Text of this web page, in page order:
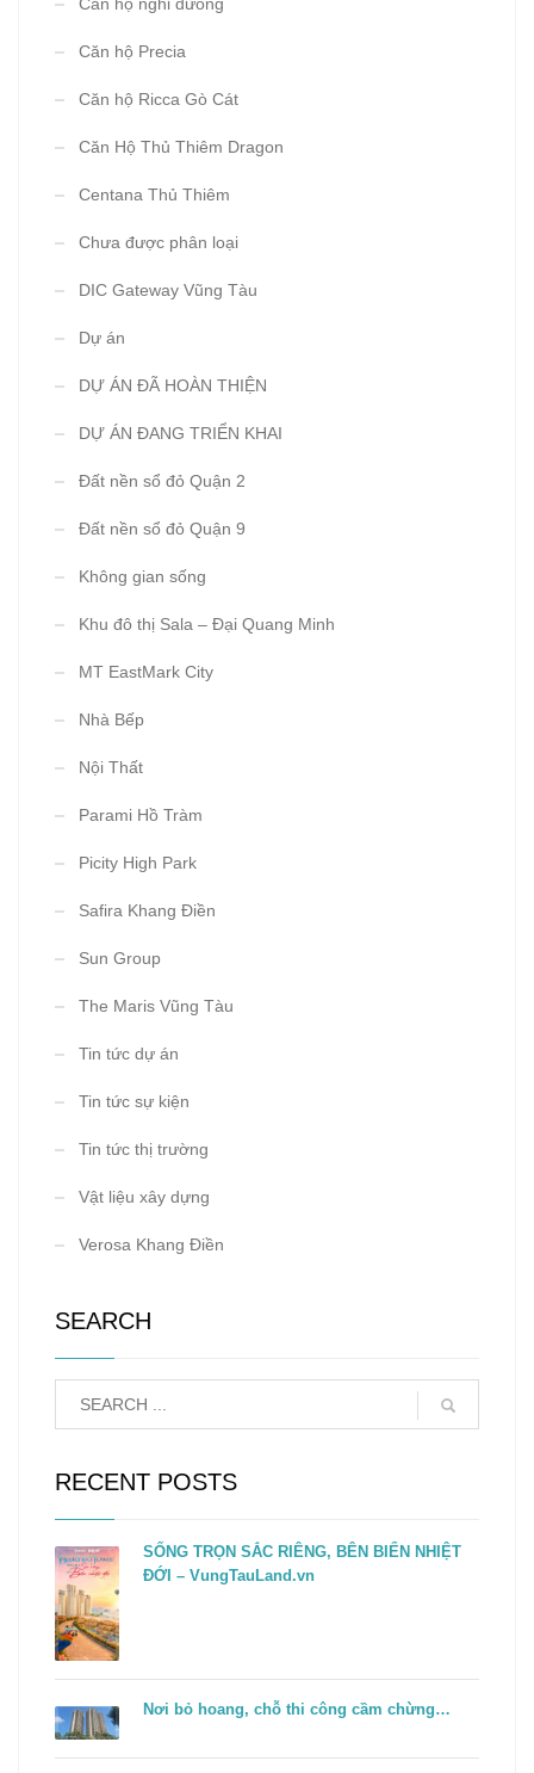
Căn hộ Precia
Căn hộ Ricca Gò Cát
Căn Hộ Thủ Thiêm Dragon
Centana Thủ Thiêm
Chưa được phân loại
DIC Gateway Vũng Tàu
Dự án
DỰ ÁN ĐÃ HOÀN THIỆN
DỰ ÁN ĐANG TRIỂN KHAI
Đất nền sổ đỏ Quận 2
Đất nền sổ đỏ Quận 9
Không gian sống
Khu đô thị Sala – Đại Quang Minh
MT EastMark City
Nhà Bếp
Nội Thất
Parami Hồ Tràm
Picity High Park
Safira Khang Điền
Sun Group
The Maris Vũng Tàu
Tin tức dự án
Tin tức sự kiện
Tin tức thị trường
Vật liệu xây dựng
Verosa Khang Điền
SEARCH
RECENT POSTS
SỐNG TRỌN SẮC RIÊNG, BÊN BIỂN NHIỆT
ĐỚI – VungTauLand.vn
Nơi bỏ hoang, chỗ thi công cầm chừng…